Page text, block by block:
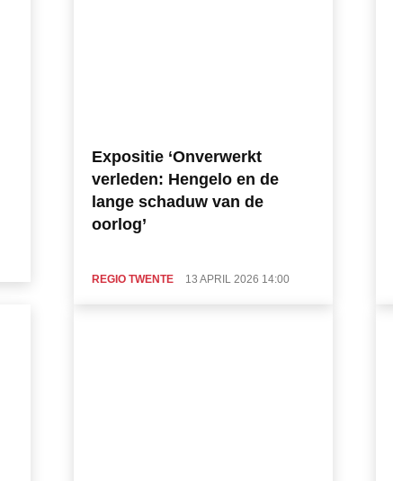
Expositie ‘Onverwerkt
verleden: Hengelo en de
lange schaduw van de
oorlog’
REGIO TWENTE 13 APRIL 2026 14:00